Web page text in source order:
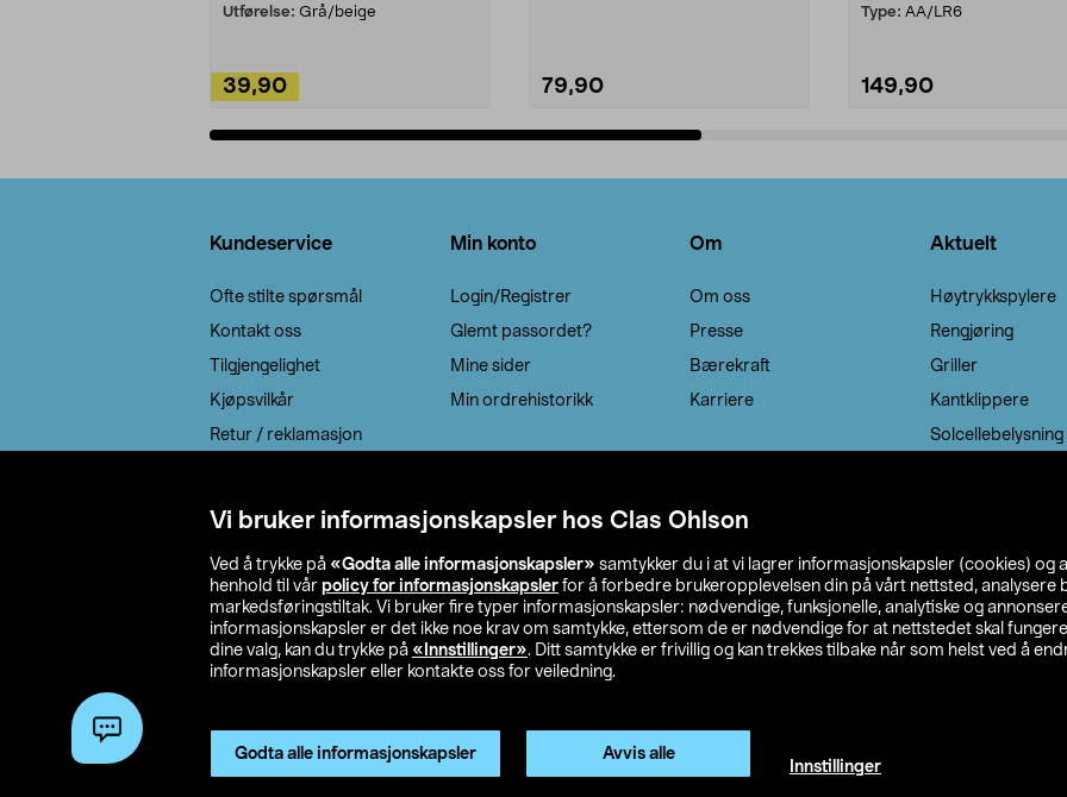
Vi bruker informasjonskapsler hos Clas Ohlson
Ved å trykke på «Godta alle informasjonskapsler» samtykker du i at vi lagrer informasjonskapsler (cookies) og
henhold til vår policy for informasjonskapsler for å forbedre brukeropplevelsen din på vårt nettsted, analysere
markedsføringstiltak. Vi bruker fire typer informasjonskapsler: nødvendige, funksjonelle, analytiske og
informasjonskapsler er det ikke noe krav om samtykke, ettersom de er nødvendige for at nettstedet skal
dine valg, kan du trykke på «Innstillinger». Ditt samtykke er frivillig og kan trekkes tilbake når som helst ved å
informasjonskapsler eller kontakte oss for veiledning.
Godta alle informasjonskapsler Avvis alle
Innstillinger
Utførelse: Grå/beige
39,90 79,90
Type: AA/LR6
149,90
Kundeservice
Ofte stilte spørsmål
Kontakt oss
Tilgjengelighet
Kjøpsvilkår
Retur / reklamasjon
Min konto
Login/Registrer
Glemt passordet?
Mine sider
Min ordrehistorikk
Om
Om oss
Presse
Bærekraft
Karriere
Aktuelt
Høytrykkspylere
Rengjøring
Griller
Kantklippere
Solcellebelysning